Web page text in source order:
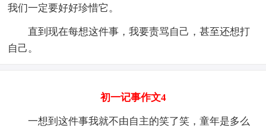
我们一定要好好珍惜它。
直到现在每想这件事，我要责骂自己，甚至还想打
自己。
初一记事作文4
一想到这件事我就不由自主的笑了笑，童年是多么